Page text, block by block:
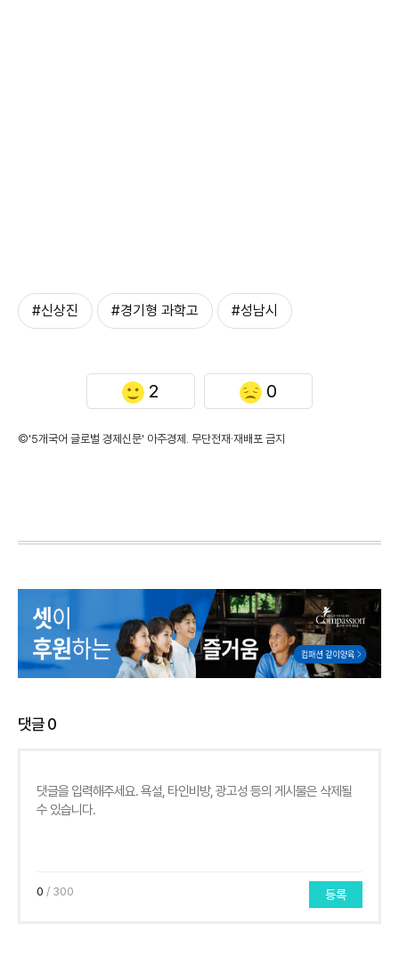
#신상진 #경기형 과학고 #성남시
2 0
©'5개국어 글로벌 경제신문' 아주경제. 무단전재·재배포 금지
댓글0
0 / 300 등록